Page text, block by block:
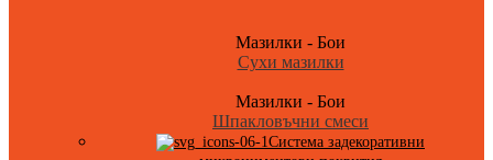
Мазилки - Бои
Сухи мазилки
Мазилки - Бои
Шпакловъчни смеси
Система задекоративни